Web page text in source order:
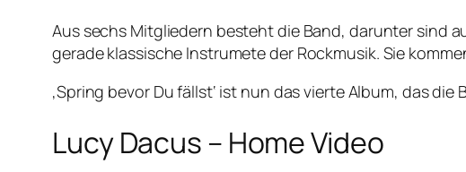
Aus sechs Mitgliedern besteht die Band, darunter sind
gerade klassische Instrumete der Rockmusik. Sie
‚Spring bevor Du fällst‘ ist nun das vierte Album, das
Lucy Dacus – Home Video